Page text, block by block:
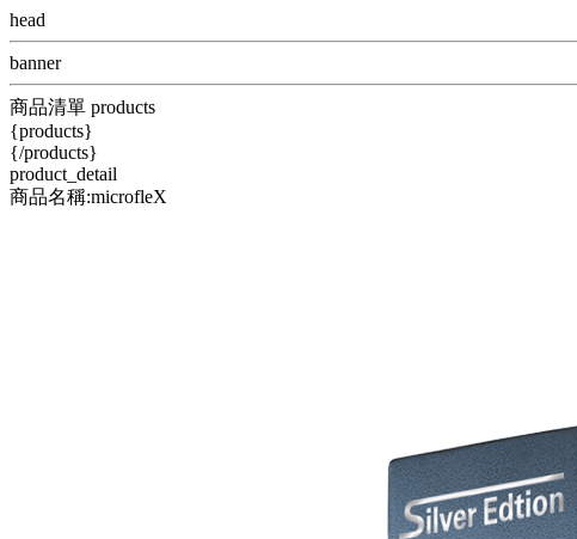
head
banner
商品清單 products
{products}
{/products}
product_detail
商品名稱:microfleX